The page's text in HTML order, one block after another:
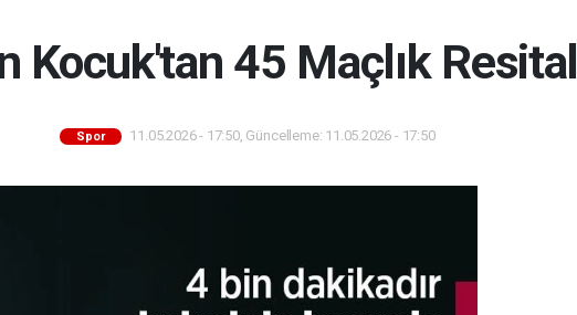
Kocuk'tan 45 Maçlık Resital
Spor 11.05.2026 - 17:50, Güncelleme: 11.05.2026 - 17:50